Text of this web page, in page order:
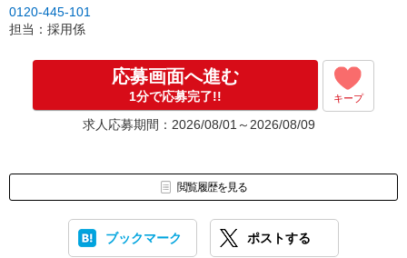
0120-445-101
担当：採用係
応募画面へ進む
1分で応募完了!! キープ
求人応募期間：2026/08/01～2026/08/09
閲覧履歴を見る
ブックマーク ポストする